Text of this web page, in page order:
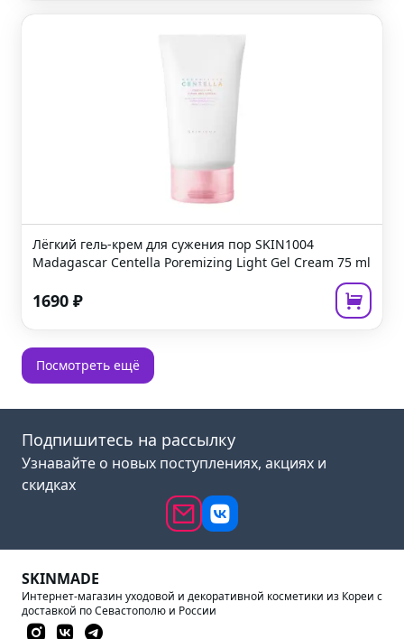
Лёгкий гель-крем для сужения пор SKIN1004
Madagascar Centella Poremizing Light Gel Cream 75 ml
1690 ₽
Посмотреть ещё
Подпишитесь на рассылку
Узнавайте о новых поступлениях, акциях и
скидках
SKINMADE
Интернет-магазин уходовой и декоративной косметики из Кореи с
доставкой по Севастополю и России